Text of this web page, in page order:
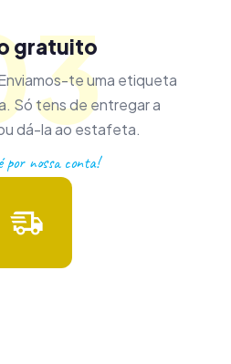
gratuito
te uma etiqueta
Só tens de entregar a
dá-la ao estafeta.
por nossa conta!